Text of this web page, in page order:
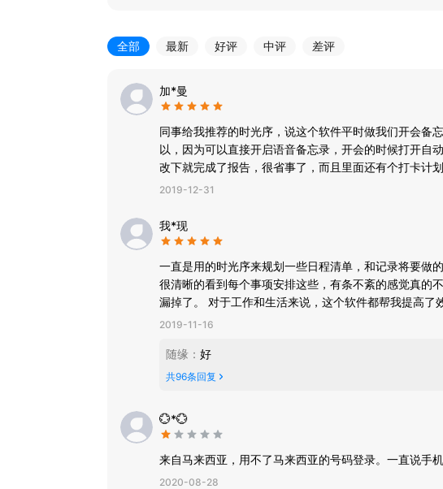
全部 最新 好评 中评 差评
加*曼
同事给我推荐的时光序，说这个软件平时做我们开会备
以，因为可以直接开启语音备忘录，开会的时候打开自
改下就完成了报告，很省事了，而且里面还有个打卡计
己不要再拖延了，很不错
2019-12-31
我*现
一直是用的时光序来规划一些日程清单，和记录将要做
很清晰的看到每个事项安排这些，有条不紊的感觉真的
漏掉了。 对于工作和生活来说，这个软件都帮我提高了
2019-11-16
随缘 ： 好
共96条回复
💮*💮
来自马来西亚，用不了马来西亚的号码登录。一直说手
2020-08-28